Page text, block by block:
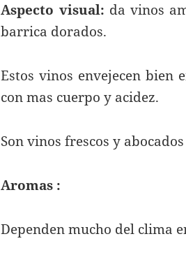
Aspecto visual: da vinos
barrica dorados.
Estos vinos envejecen bien
con mas cuerpo y acidez.
Son vinos frescos y abocados
Aromas :
Dependen mucho del clima